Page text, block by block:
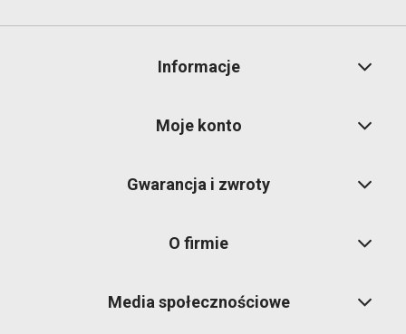
Informacje
Moje konto
Gwarancja i zwroty
O firmie
Media społecznościowe